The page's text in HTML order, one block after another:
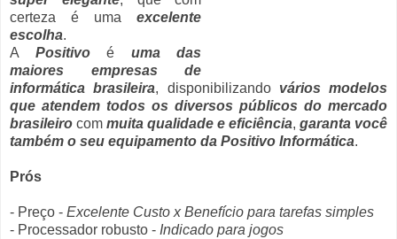
certeza é uma excelente
escolha.
A Positivoé uma das
maiores empresas de
informática brasileira, disponibilizando vários modelos
que atendem todos os diversos públicos do mercado
brasileiro com muita qualidade e eficiência, garanta você
também o seu equipamento da Positivo Informática.
Prós
- Preço - Excelente Custo x Benefício para tarefas simples
- Processador robusto - Indicado para jogos